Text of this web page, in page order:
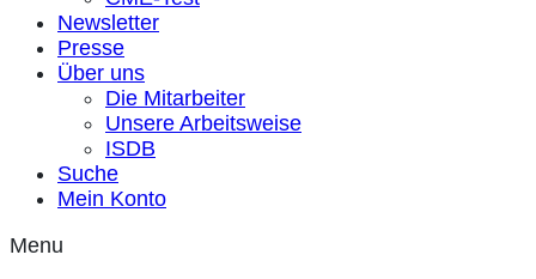
Newsletter
Presse
Über uns
Die Mitarbeiter
Unsere Arbeitsweise
ISDB
Suche
Mein Konto
Menu